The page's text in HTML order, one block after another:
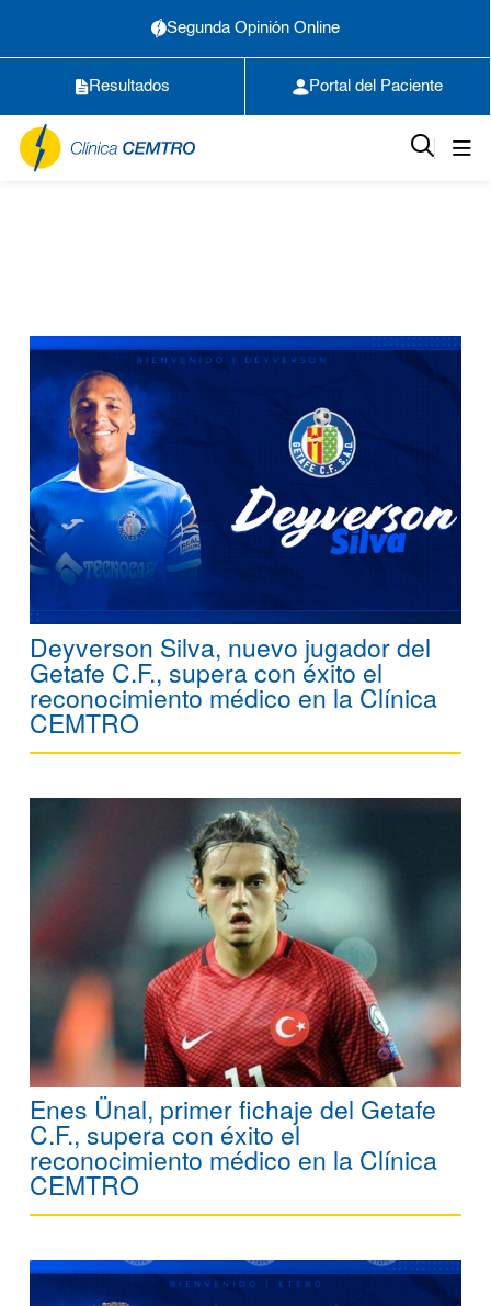
Segunda Opinión Online
Resultados Portal del Paciente
Deyverson Silva, nuevo jugador del
Getafe C.F., supera con éxito el
reconocimiento médico en la Clínica
CEMTRO
Enes Ünal, primer fichaje del Getafe
C.F., supera con éxito el
reconocimiento médico en la Clínica
CEMTRO